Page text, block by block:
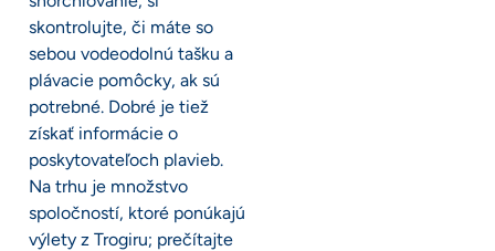
skontrolujte, či máte so
sebou vodeodolnú tašku a
plávacie pomôcky, ak sú
potrebné. Dobré je tiež
získať informácie o
poskytovateľoch plavieb.
Na trhu je množstvo
spoločností, ktoré ponúkajú
výlety z Trogiru; prečítajte